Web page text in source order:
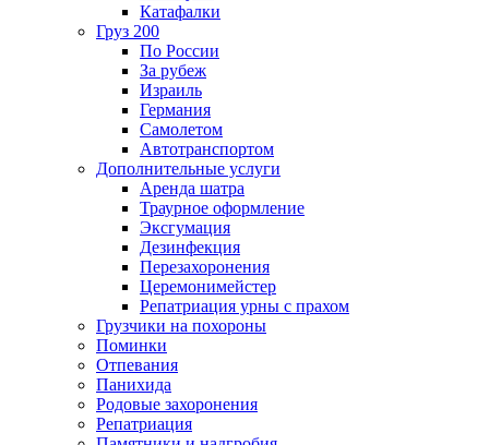
Катафалки
Груз 200
По России
За рубеж
Израиль
Германия
Самолетом
Автотранспортом
Дополнительные услуги
Аренда шатра
Траурное оформление
Эксгумация
Дезинфекция
Перезахоронения
Церемонимейстер
Репатриация урны с прахом
Грузчики на похороны
Поминки
Отпевания
Панихида
Родовые захоронения
Репатриация